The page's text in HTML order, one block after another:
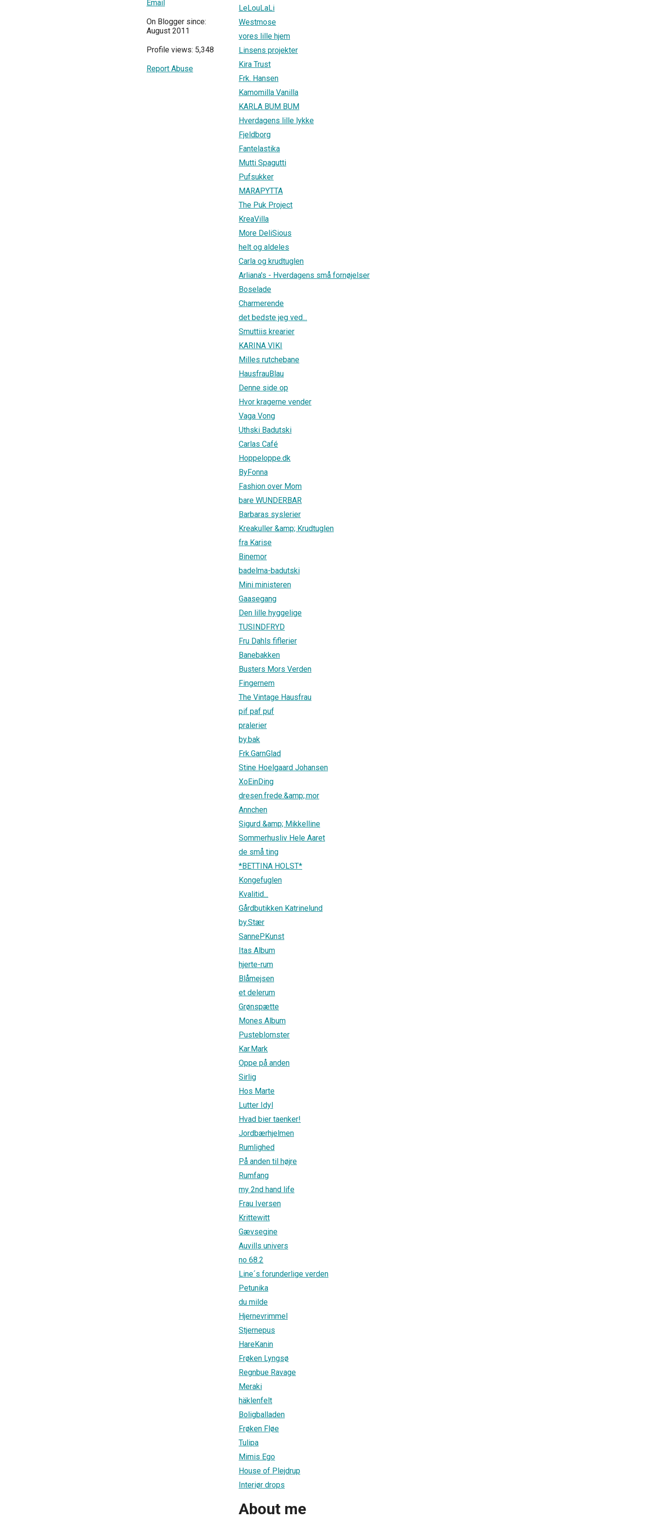
Email
On Blogger since:
August 2011
Profile views: 5,348
Report Abuse
LeLouLaLi
Westmose
vores lille hjem
Linsens projekter
Kira Trust
Frk. Hansen
Kamomilla Vanilla
KARLA BUM BUM
Hverdagens lille lykke
Fjeldborg
Fantelastika
Mutti Spagutti
Pufsukker
MARAPYTTA
The Puk Project
KreaVilla
More DeliSious
helt og aldeles
Carla og krudtuglen
Arliana's - Hverdagens små fornøjelser
Boselade
Charmerende
det bedste jeg ved...
Smuttiis krearier
KARINA VIKI
Milles rutchebane
HausfrauBlau
Denne side op
Hvor kragerne vender
Vaga Vong
Uthski Badutski
Carlas Café
Hoppeloppe.dk
ByFonna
Fashion over Mom
bare WUNDERBAR
Barbaras syslerier
Kreakuller &amp; Krudtuglen
fra Karise
Binemor
badelma-badutski
Mini ministeren
Gaasegang
Den lille hyggelige
TUSINDFRYD
Fru Dahls fiflerier
Banebakken
Busters Mors Verden
Fingernem
The Vintage Hausfrau
pif paf puf
pralerier
by.bak
Frk.GarnGlad
Stine Hoelgaard Johansen
XoEinDing
dresen.frede.&amp;.mor
Annchen
Sigurd &amp; Mikkelline
Sommerhusliv Hele Aaret
de små ting
*BETTINA HOLST*
Kongefuglen
Kvalitid...
Gårdbutikken Katrinelund
by.Stær
SannePKunst
Itas Album
hjerte-rum
Blåmejsen
et delerum
Grønspætte
Mones Album
Pusteblomster
Kar.Mark
Oppe på anden
Sirlig
Hos Marte
Lutter Idyl
Hvad bier taenker!
Jordbærhjelmen
Rumlighed
På anden til højre
Rumfang
my 2nd hand life
Frau Iversen
Krittewitt
Gævsegine
Auvills univers
no 68.2
Line´s forunderlige verden
Petunika
du milde
Hjernevrimmel
Stjernepus
HareKanin
Frøken Lyngsø
Regnbue Ravage
Meraki
häklenfelt
Boligballaden
Frøken Fløe
Tulipa
Mimis Ego
House of Plejdrup
Interiør drops
About me